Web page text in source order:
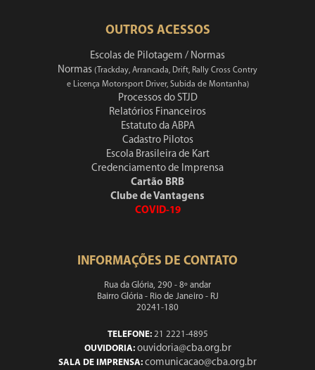
OUTROS ACESSOS
Escolas de Pilotagem / Normas
Normas (Trackday, Arrancada, Drift, Rally Cross Contry
e Licença Motorsport Driver, Subida de Montanha)
Processos do STJD
Relatórios Financeiros
Estatuto da ABPA
Cadastro Pilotos
Escola Brasileira de Kart
Credenciamento de Imprensa
Cartão BRB
Clube de Vantagens
COVID-19
INFORMAÇÕES DE CONTATO
Rua da Glória, 290 - 8º andar
Bairro Glória - Rio de Janeiro - RJ
20241-180
TELEFONE:21 2221-4895
OUVIDORIA: ouvidoria@cba.org.br
SALA DE IMPRENSA: comunicacao@cba.org.br